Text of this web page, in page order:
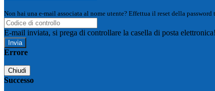
Non hai una e-mail associata al nome utente? Effettua il reset della password
E-mail inviata, si prega di controllare la casella di posta elettronica!
Errore
Chiudi
Successo